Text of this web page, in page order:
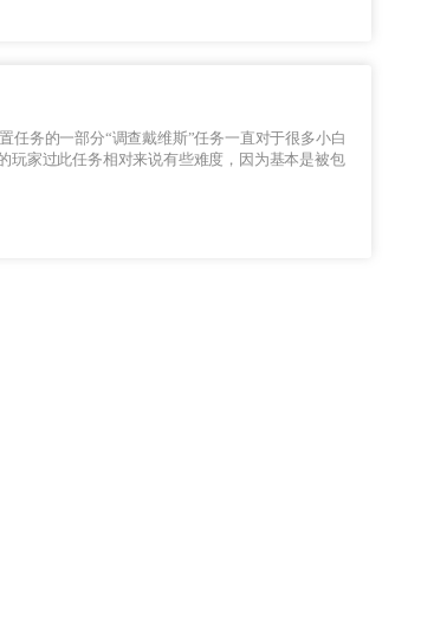
玩家过此任务相对来说有些难度，因为基本是被包